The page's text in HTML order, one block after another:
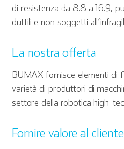
di resistenza da 8.8 a 16.9,
duttili e non soggetti
La nostra offerta
BUMAX fornisce elementi di
varietà di produttori di
settore della robotica high-
Fornire valore al cliente